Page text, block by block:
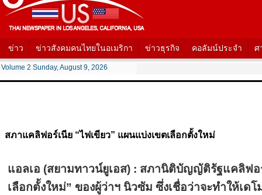
ข่าว ข่าวสังคมคนไทยในอเมริกา ข่าวธุรกิจ คอลัมน์ประจำ ศ
Volume 2 Sunday, August 9, 2026
สภาแคลิฟอร์เนีย “ไฟเขียว” แผนแบ่งเขตเลือกตั้งใหม่
แอลเอ (สยามทาวน์ยูเอส) : สภานิติบัญญัติรัฐแคลิฟอ
เลือกตั้งใหม่” ของผู้ว่าฯ นิวซัม ซึ่งเชื่อว่าจะทำให้เด